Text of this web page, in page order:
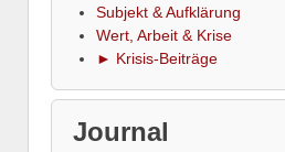
Subjekt & Aufklärung
Wert, Arbeit & Krise
► Krisis-Beiträge
Journal